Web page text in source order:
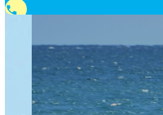
phone
0120-10-8907